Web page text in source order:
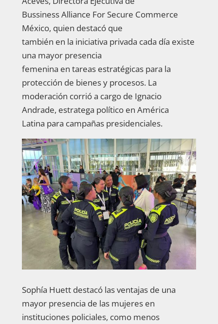
Bussiness Alliance For Secure Commerce
México, quien destacó que
también en la iniciativa privada cada día existe
una mayor presencia
femenina en tareas estratégicas para la
protección de bienes y procesos. La
moderación corrió a cargo de Ignacio
Andrade, estratega político en América
Latina para campañas presidenciales.
Sophía Huett destacó las ventajas de una
mayor presencia de las mujeres en
instituciones policiales, como menos